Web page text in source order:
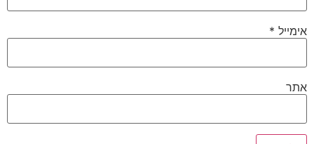
אימייל *
אתר